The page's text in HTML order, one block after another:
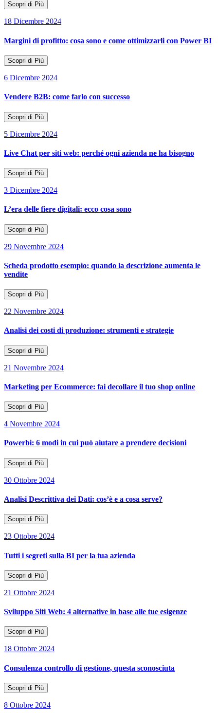
Scopri di Più
18 Dicembre 2024
Margini di profitto: cosa sono e come ottimizzarli con Power BI
Scopri di Più
6 Dicembre 2024
Vendere B2B: come farlo con successo
Scopri di Più
5 Dicembre 2024
Live Chat per siti web: perché ogni azienda ne ha bisogno
Scopri di Più
3 Dicembre 2024
L’era delle fiere digitali: ecco cosa sono
Scopri di Più
29 Novembre 2024
Scheda prodotto esempio: quando la descrizione aumenta le
vendite
Scopri di Più
22 Novembre 2024
Analisi dei costi di produzione: strumenti e strategie
Scopri di Più
21 Novembre 2024
Marketing per Ecommerce: fai decollare il tuo shop online
Scopri di Più
4 Novembre 2024
Powerbi: 6 modi in cui può aiutare a prendere decisioni
Scopri di Più
30 Ottobre 2024
Analisi Descrittiva dei Dati: cos’è e a cosa serve?
Scopri di Più
23 Ottobre 2024
Tutti i segreti sulla BI per la tua azienda
Scopri di Più
21 Ottobre 2024
Sviluppo Siti Web: 4 alternative in base alle tue esigenze
Scopri di Più
18 Ottobre 2024
Consulenza controllo di gestione, questa sconosciuta
Scopri di Più
8 Ottobre 2024